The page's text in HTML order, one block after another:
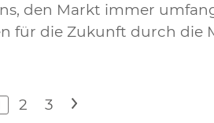
den Markt immer
für die Zukunft durch die
2 3 >